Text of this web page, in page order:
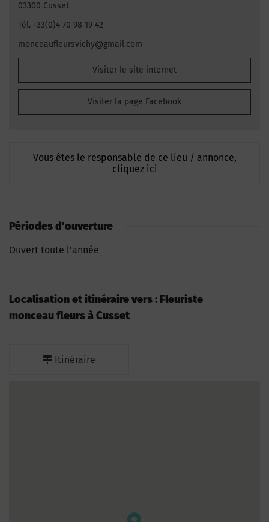
03300 Cusset
Tél. +33(0)4 70 98 19 42
monceaufleursvichy@gmail.com
Visiter le site internet
Visiter la page Facebook
Vous êtes le responsable de ce lieu / annonce,
cliquez ici
Périodes d'ouverture
Ouvert toute l'année
Localisation et itinéraire vers : Fleuriste
monceau fleurs à Cusset
Itinéraire